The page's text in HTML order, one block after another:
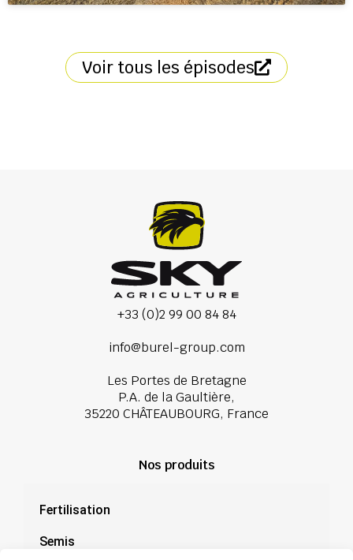
Voir tous les épisodes
+33 (0)2 99 00 84 84
info@burel-group.com
Les Portes de Bretagne
P.A. de la Gaultière,
35220 CHÂTEAUBOURG, France
Nos produits
Fertilisation
Semis